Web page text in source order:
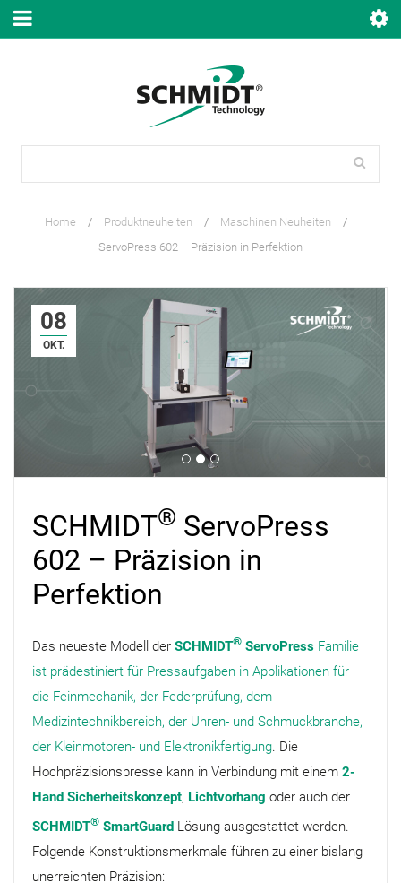
Home / Produktneuheiten / Maschinen Neuheiten
/
ServoPress 602 – Präzision in Perfektion
08
OKT.
SCHMIDT® ServoPress
602 – Präzision in
Perfektion
Das neueste Modell der SCHMIDT® ServoPress Familie
ist prädestiniert für Pressaufgaben in Applikationen für
die Feinmechanik, der Federprüfung, dem
Medizintechnikbereich, der Uhren- und Schmuckbranche,
der Kleinmotoren- und Elektronikfertigung. Die
Hochpräzisionspresse kann in Verbindung mit einem 2-
Hand Sicherheitskonzept, Lichtvorhang oder auch der
SCHMIDT® SmartGuard Lösung ausgestattet werden.
Folgende Konstruktionsmerkmale führen zu einer bislang
unerreichten Präzision: